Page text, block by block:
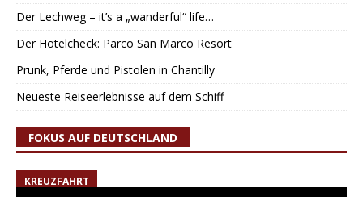
Der Lechweg – it’s a „wanderful“ life…
Der Hotelcheck: Parco San Marco Resort
Prunk, Pferde und Pistolen in Chantilly
Neueste Reiseerlebnisse auf dem Schiff
FOKUS AUF DEUTSCHLAND
KREUZFAHRT